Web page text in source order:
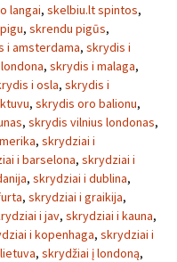
langai, skelbiu.lt spintos,
, skrendu pigūs,
i amsterdama, skrydis i
, skrydis i malaga,
i osla, skrydis i
, skrydis oro balionu,
, skrydis vilnius londonas,
, skrydziai i
i barselona, skrydziai i
, skrydziai i dublina,
, skrydziai i graikija,
i jav, skrydziai i kauna,
i kopenhaga, skrydziai i
, skrydžiai į londoną,